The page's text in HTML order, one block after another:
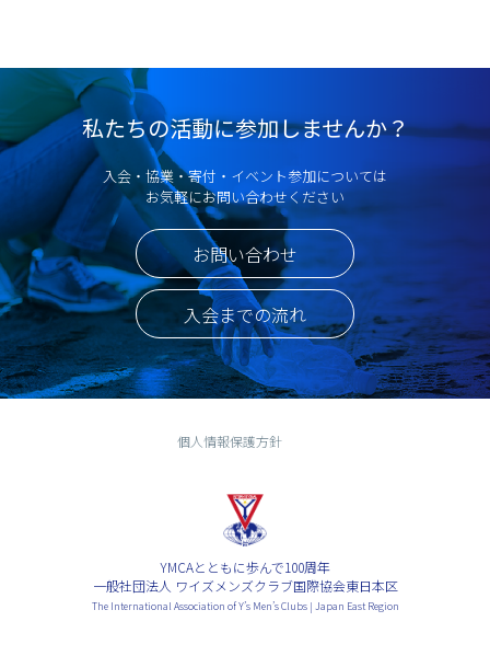
私たちの活動に参加しませんか？
入会・協業・寄付・イベント参加については
お気軽にお問い合わせください
お問い合わせ
入会までの流れ
個人情報保護方針
YMCAとともに歩んで100周年
一般社団法人 ワイズメンズクラブ国際協会東日本区
The International Association of Y’s Men’s Clubs | Japan East Region